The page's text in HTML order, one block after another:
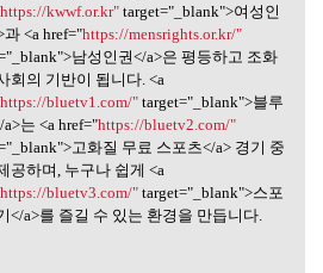
https://kwwf.or.kr"target="_blank">여성인
과 <a href="https://mensrights.or.kr/"
남성인권</a>은 평등하고 조화
회의 기반이 됩니다. <a
https://bluetv1.com/"target="_blank">블루
는 <a href="https://bluetv2.com/"
고화질 무료 스포츠</a> 경기 중
공하며, 누구나 쉽게 <a
https://bluetv3.com/"target="_blank">스포
</a>를 즐길 수 있는 환경을 만듭니다.